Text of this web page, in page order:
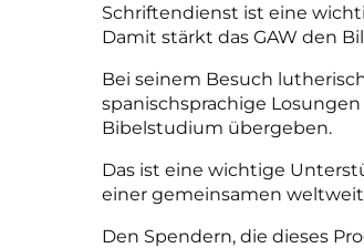
Schriftendienst ist eine
Damit stärkt das GAW den
Bei seinem Besuch
spanischsprachige
Bibelstudium übergeben.
Das ist eine wichtige
einer gemeinsamen
Den Spendern, die dieses